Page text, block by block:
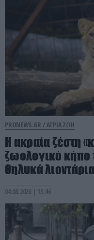
PRONEWS.GR / ΑΓΡΙΑ ΖΩΗ
Η ακραία ζέστη
ζωολογικό κήπο
θηλυκά
04.08.2026 | 13:46